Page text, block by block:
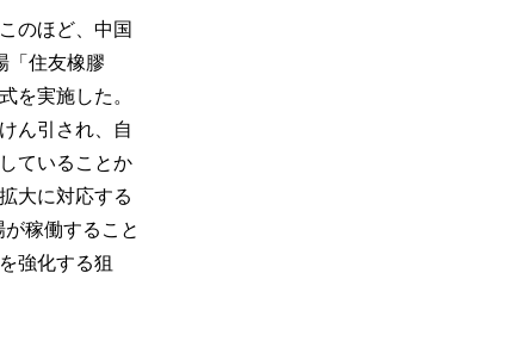
のほど、中国
「住友橡膠
を実施した。
ん引され、自
ていることか
大に対応する
稼働すること
強化する狙